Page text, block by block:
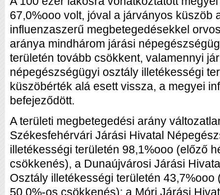
67,0%ooo volt, jóval a járványos küszöb
influenzaszerű megbetegedésekkel
aránya mindhárom járási
területén tovább csökkent, valamennyi
népegészségügyi osztály illetékességi
küszöbérték alá esett vissza, a megyei
befejeződött.
A területi megbetegedési arány
Székesfehérvári Járási Hivatal
illetékességi területén 98,1%ooo (előző
csökkenés), a Dunaújvárosi Járási
Osztály illetékességi területén 43,7%ooo
50,0%-os csökkenés); a Móri Járási